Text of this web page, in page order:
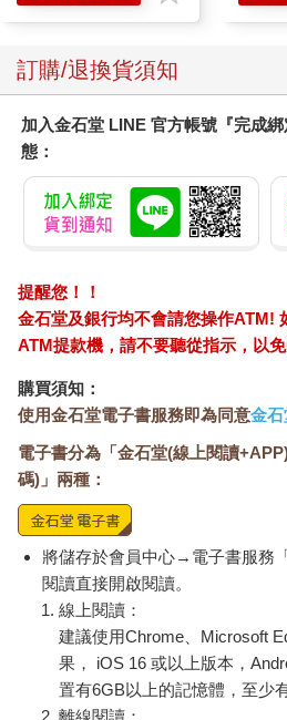
訂購/退換貨須知
加入金石堂 LINE 官方帳號『完成
態：
提醒您！！
金石堂及銀行均不會請您操作ATM!
ATM提款機，請不要聽從指示，以免
購買須知：
使用金石堂電子書服務即為同意金石
電子書分為「金石堂(線上閱讀
碼)」兩種：
將儲存於會員中心→電子書服務
閱讀直接開啟閱讀。
線上閱讀：
建議使用Chrome、Microsoft
果， iOS 16 或以上版本，
置有6GB以上的記憶體，至少